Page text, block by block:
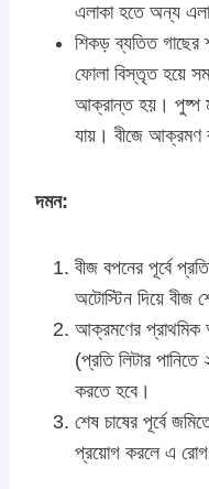
এলাকা হতে অন্য
শিকড় ব্যতিত গাছের
ফোলা বিস্তৃত হয়ে
আক্রান্ত হয়। পুষ্প
যায়। বীজে আক্রমণ
দমন:
বীজ বপনের পূর্বে
অটোস্টিন দিয়ে বীজ
আক্রমণের প্রাথমিক
(প্রতি লিটার
করতে হবে।
শেষ চাষের পূর্বে
প্রয়োগ করলে এ রোগ